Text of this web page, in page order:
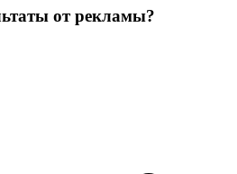
от рекламы?